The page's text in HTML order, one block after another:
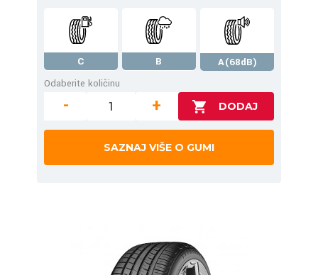
C B
A(68dB)
Odaberite količinu
- +
SAZNAJ VIŠE O GUMI